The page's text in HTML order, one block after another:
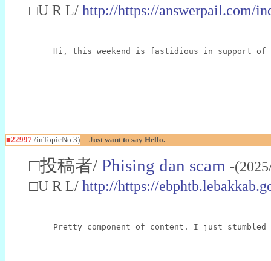
□U R L/ http://https://answerpail.com/
Hi, this weekend is fastidious in support of
■22997 /inTopicNo.3) Just want to say Hello.
□投稿者/ Phising dan scam -
□U R L/ http://https://
Pretty component of content. I just